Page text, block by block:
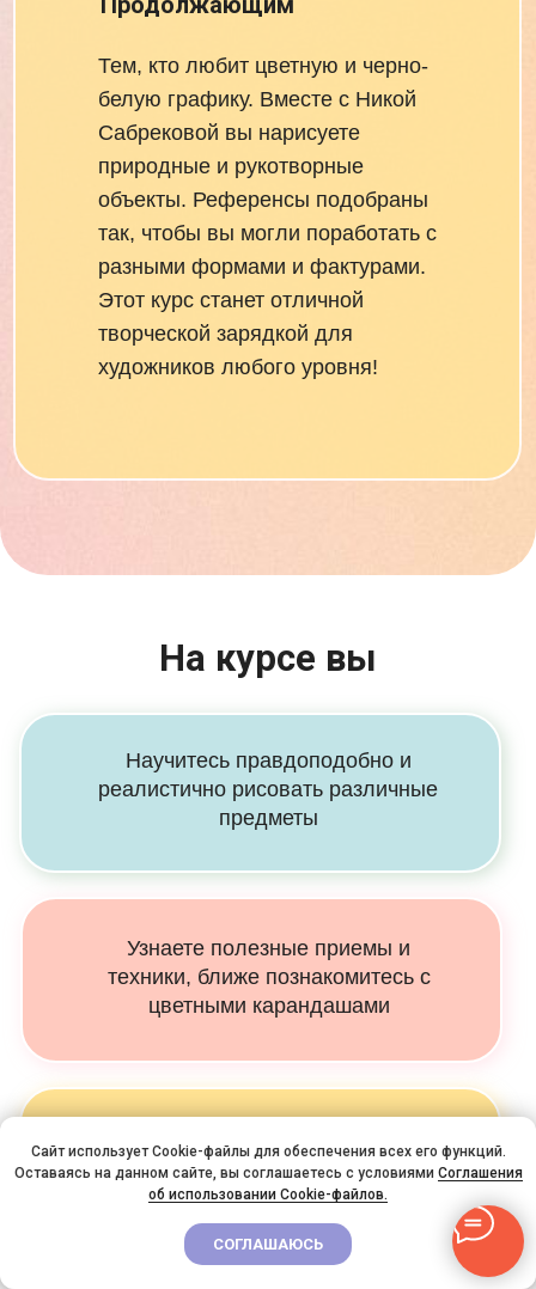
Тем, кто любит цветную и черно-
белую графику. Вместе с Никой
Сабрековой вы нарисуете
природные и рукотворные
объекты. Референсы подобраны
так, чтобы вы могли поработать с
разными формами и фактурами.
Этот курс станет отличной
творческой зарядкой для
художников любого уровня!
Научитесь правдоподобно и
реалистично рисовать различные
предметы
Узнаете полезные приемы и
техники, ближе познакомитесь с
цветными карандашами
фактуру природных и
рукотворных объектов
На курсе вы
ОТДЫХАЙ! УЧИСЬ! РИСУЙ!
СКИДКА 40%ДО 1 АВГУСТА
ПРОМОКОД BYEJULY
Сайт использует Cookie-файлы для обеспечения всех его функций.
Оставаясь на данном сайте, вы соглашаетесь с условиями Соглашения
об использовании Cookie-файлов.
СОГЛАШАЮСЬ